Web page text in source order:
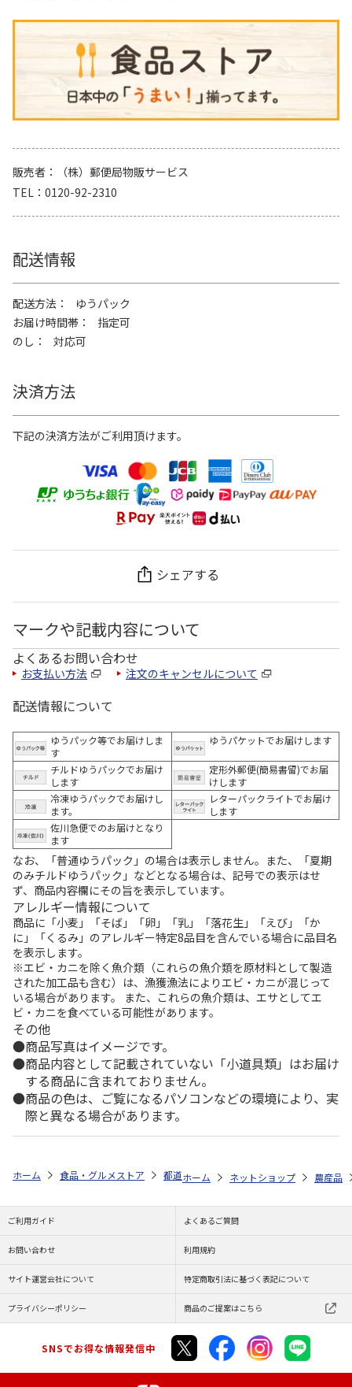
販売者
（株）郵便局物販サービス
TEL
0120-92-2310
配送情報
配送方法
ゆうパック
お届け時間帯
指定可
のし
対応可
決済方法
下記の決済方法がご利用頂けます。
シェアする
マークや記載内容について
よくあるお問い合わせ
お支払い方法 注文のキャンセルについて
配送情報について
ゆうパック等でお届けしま
す
ゆうパケットでお届けします
チルドゆうパックでお届け
します
定形外郵便(簡易書留)でお届
けします
冷凍ゆうパックでお届けし
ます。
レターパックライトでお届け
します
佐川急便でのお届けとなり
ます
なお、「普通ゆうパック」の場合は表示しません。また、「夏期
のみチルドゆうパック」などとなる場合は、記号での表示はせ
ず、商品内容欄にその旨を表示しています。
アレルギー情報について
商品に「小麦」「そば」「卵」「乳」「落花生」「えび」「か
に」「くるみ」のアレルギー特定8品目を含んでいる場合に品目名
を表示します。
※エビ・カニを除く魚介類（これらの魚介類を原材料として製造
された加工品も含む）は、漁獲漁法によりエビ・カニが混じって
いる場合があります。 また、これらの魚介類は、エサとしてエ
ビ・カニを食べている可能性があります。
その他
商品写真はイメージです。
商品内容として記載されていない「小道具類」はお届け
する商品に含まれておりません。
商品の色は、ご覧になるパソコンなどの環境により、実
際と異なる場合があります。
ホーム 食品・グルメストア 都道府県から探す 沖縄県 沖縄県産
ホーム ネットショップ 農産品
ご利用ガイド よくあるご質問
お問い合わせ 利用規約
サイト運営会社について 特定商取引法に基づく表記について
プライバシーポリシー 商品のご提案はこちら
SNSでお得な情報発信中